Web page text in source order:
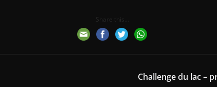
Share this...
Challenge du lac –